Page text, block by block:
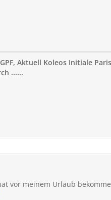
Aktuell Koleos Initiale
......
vor meinem Urlaub